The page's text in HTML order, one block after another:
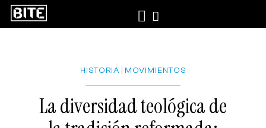
HISTORIA MOVIMIENTOS
La diversidad teológica de